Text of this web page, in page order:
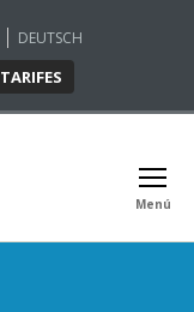
DEUTSCH
TARIFES
Menú